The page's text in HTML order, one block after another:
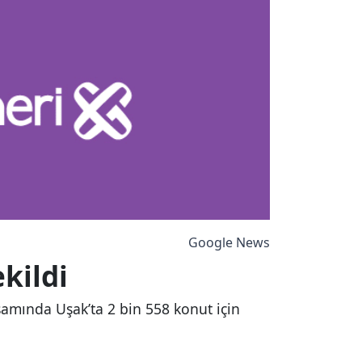
Google News
Uşak’ta 2 bin 558 konut için